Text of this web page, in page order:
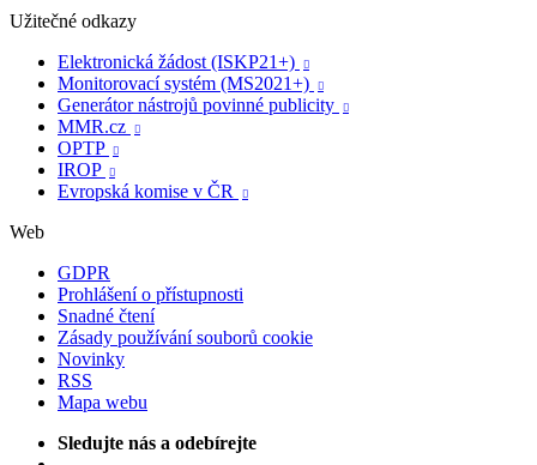
Užitečné odkazy
Elektronická žádost (ISKP21+)

Monitorovací systém (MS2021+) 
Generátor nástrojů povinné publicity 
MMR.cz 
OPTP 
IROP 
Evropská komise v ČR 
Web
GDPR
Prohlášení o přístupnosti
Snadné čtení
Zásady používání souborů cookie
Novinky
RSS
Mapa webu
Sledujte nás a odebírejte